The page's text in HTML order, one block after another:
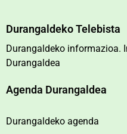
Durangaldeko Telebista
Durangaldeko
Durangaldea
Agenda Durangaldea
Durangaldeko agenda